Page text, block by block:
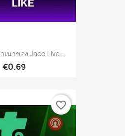
เนาของ Jaco Live...
€0.69
favorite_border